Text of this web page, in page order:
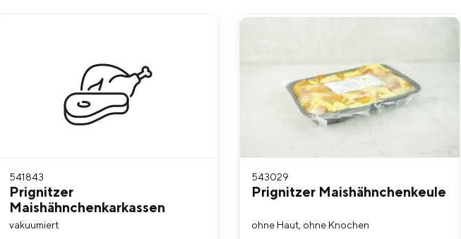
541843
Prignitzer
Maishähnchenkarkassen
vakuumiert
543029
Prignitzer Maishähnchenkeule
ohne Haut, ohne Knochen